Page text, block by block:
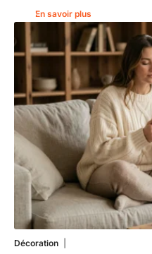
En savoir plus
Décoration